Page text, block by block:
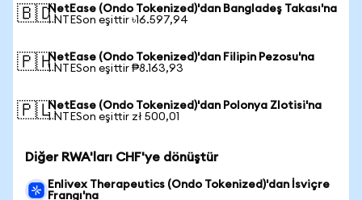
🇧🇩NetEase (Ondo Tokenized)'dan Bangladeş Takası'na
1 NTESon eşittir ৳16.597,94
🇵🇭NetEase (Ondo Tokenized)'dan Filipin Pezosu'na
1 NTESon eşittir ₱8.163,93
🇵🇱NetEase (Ondo Tokenized)'dan Polonya Zlotisi'na
1 NTESon eşittir zł 500,01
Diğer RWA'ları CHF'ye dönüştür
Enlivex Therapeutics (Ondo Tokenized)'dan İsviçre
Frangı'na